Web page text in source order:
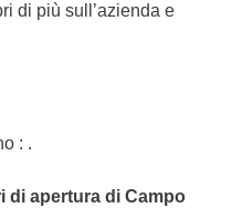
di più sull’azienda e
: .
di apertura di Campo